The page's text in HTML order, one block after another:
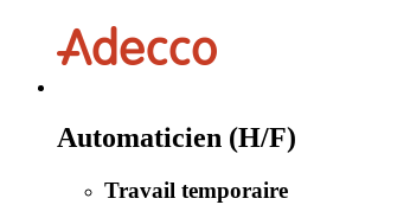
Automaticien (H/F)
Travail temporaire